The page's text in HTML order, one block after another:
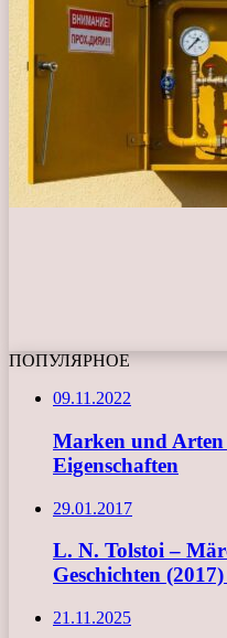
ПОПУЛЯРНОЕ
09.11.2022
Marken und
Eigenschaften
29.01.2017
L. N. Tolstoi –
Geschichten
21.11.2025